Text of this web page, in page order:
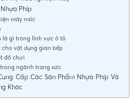
Phíp
máy móc
là gì trong lĩnh vực ô tô
cho vật dụng gian bếp
đồ chơi
ngành trang sức
Cấp Các Sản Phẩm Nhựa Phíp Và
Khác